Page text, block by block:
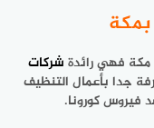
فهي رائدة شركات
جدا بأعمال التنظيف
فيروس كورونا.